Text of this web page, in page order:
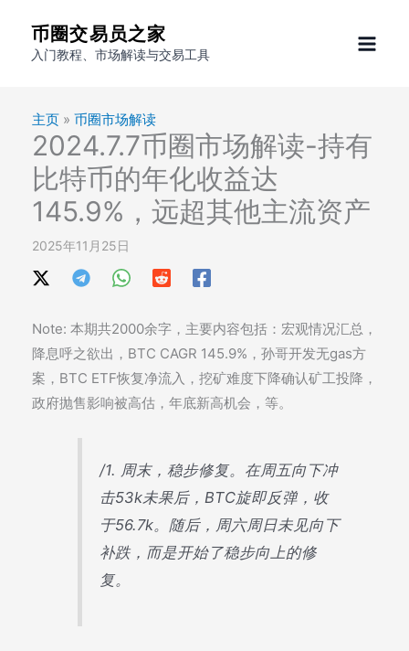
币圈交易员之家
入门教程、市场解读与交易工具
主页 » 币圈市场解读
2024.7.7币圈市场解读-持有
比特币的年化收益达
145.9%，远超其他主流资产
2025年11月25日
Note: 本期共2000余字，主要内容包括：宏观情况汇总，
降息呼之欲出，BTC CAGR 145.9%，孙哥开发无gas方
案，BTC ETF恢复净流入，挖矿难度下降确认矿工投降，
政府抛售影响被高估，年底新高机会，等。
/1. 周末，稳步修复。在周五向下冲
击53k未果后，BTC旋即反弹，收
于56.7k。随后，周六周日未见向下
补跌，而是开始了稳步向上的修
复。